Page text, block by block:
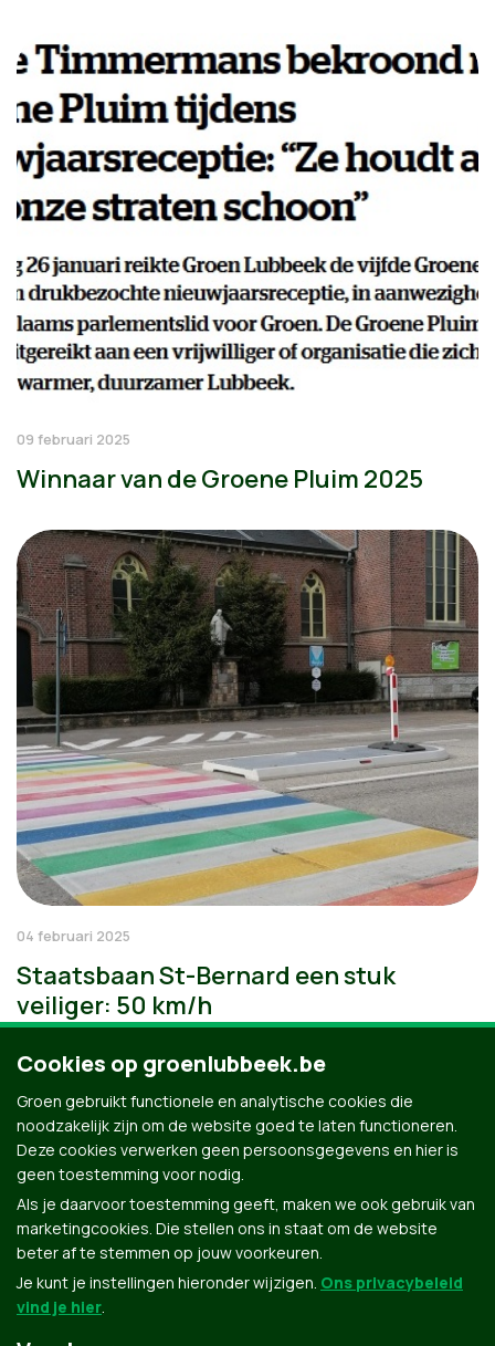
09 februari 2025
Winnaar van de Groene Pluim 2025
04 februari 2025
Staatsbaan St-Bernard een stuk
veiliger: 50 km/h
Cookies op groenlubbeek.be
Groen gebruikt functionele en analytische cookies die
noodzakelijk zijn om de website goed te laten functioneren.
Deze cookies verwerken geen persoonsgegevens en hier is
geen toestemming voor nodig.
Als je daarvoor toestemming geeft, maken we ook gebruik van
marketingcookies. Die stellen ons in staat om de website
beter af te stemmen op jouw voorkeuren.
Je kunt je instellingen hieronder wijzigen. Ons privacybeleid
vind je hier.